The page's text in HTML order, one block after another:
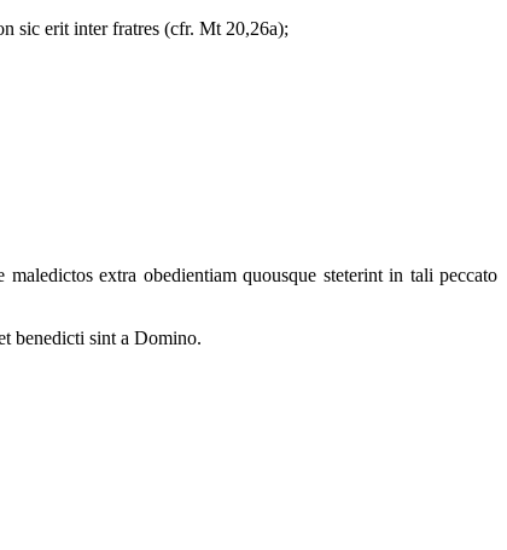
sic erit inter fratres (cfr. Mt 20,26a);
extra obedientiam quousque steterint in tali peccato
benedicti sint a Domino.